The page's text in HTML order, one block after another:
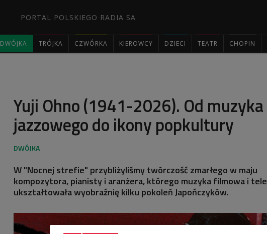
PORTAL POLSKIEGO RADIA SA
DWÓJKA TRÓJKA CZWÓRKA KIEROWCY DZIECI TEATR CHOPIN
Yuji Ohno (1941-2026). Od muzyka
jazzowego do ikony popkultury
W "Nocnej strefie" przybliżyliśmy twórczość zmarłego w maju
kompozytora, pianisty i aranżera, którego muzyka filmowa i
ukształtowała wyobraźnię kilku pokoleń Japończyków.